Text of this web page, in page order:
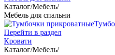
Каталог/Мебель/
Мебель для спальни
Перейти в раздел
Кровати
Каталог/Мебель/